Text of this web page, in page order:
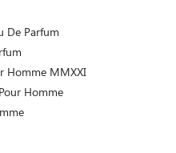
De Parfum
Homme MMXXI
Homme